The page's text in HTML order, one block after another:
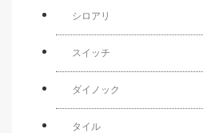
シロアリ
スイッチ
ダイノック
タイル